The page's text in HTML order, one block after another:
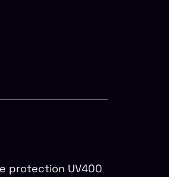
protection UV400